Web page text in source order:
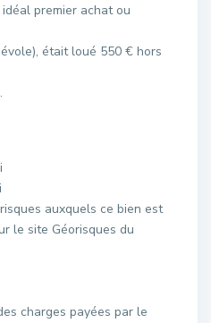
premier achat ou
était loué 550 € hors
auxquels ce bien est
le site Géorisques du
charges payées par le